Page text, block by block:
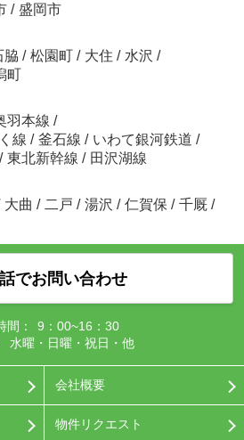
/ 盛岡市
脇 / 松園町 / 大住 / 水沢 /
町
羽本線 /
線 / 釜石線 / いわて銀河鉄道 /
/ 東北新幹線 / 田沢湖線
大曲 / 二戸 / 湯沢 / 仁賀保 / 千厩 /
でお問い合わせ
間：
9：00~16：30
水曜・日曜・祝日・他
会社概要
物件リクエスト